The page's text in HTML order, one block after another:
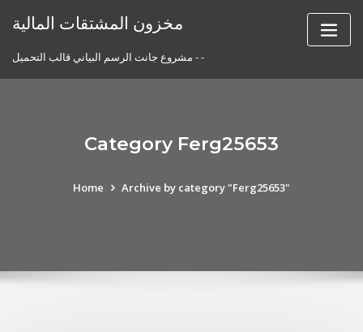
مخزون المشتقات المالية
مشروع جانت الرسم البياني قالب التحميل - -
Category Ferg25653
Home Archive by category "Ferg25653"